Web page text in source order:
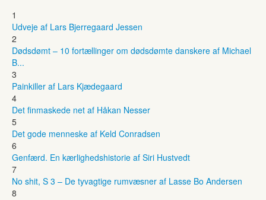
1
Udveje af Lars Bjerregaard Jessen
2
Dødsdømt – 10 fortællinger om dødsdømte danskere af Michael
B...
3
Painkiller af Lars Kjædegaard
4
Det finmaskede net af Håkan Nesser
5
Det gode menneske af Keld Conradsen
6
Genfærd. En kærlighedshistorie af Siri Hustvedt
7
No shit, S 3 – De tyvagtige rumvæsner af Lasse Bo Andersen
8